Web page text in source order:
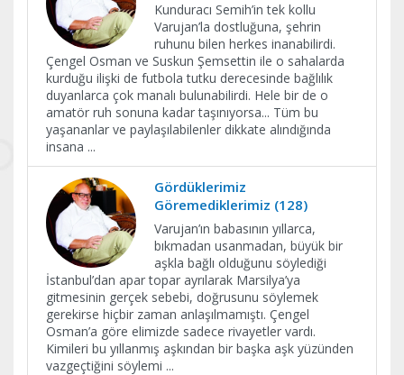
Kunduracı Semih’in tek kollu
Varujan’la dostluğuna, şehrin
ruhunu bilen herkes inanabilirdi.
Çengel Osman ve Suskun Şemsettin ile o sahalarda
kurduğu ilişki de futbola tutku derecesinde bağlılık
duyanlarca çok manalı bulunabilirdi. Hele bir de o
amatör ruh sonuna kadar taşınıyorsa... Tüm bu
yaşananlar ve paylaşılabilenler dikkate alındığında
insana ...
Gördüklerimiz
Göremediklerimiz (128)
Varujan’ın babasının yıllarca,
bıkmadan usanmadan, büyük bir
aşkla bağlı olduğunu söylediği
İstanbul’dan apar topar ayrılarak Marsilya’ya
gitmesinin gerçek sebebi, doğrusunu söylemek
gerekirse hiçbir zaman anlaşılmamıştı. Çengel
Osman’a göre elimizde sadece rivayetler vardı.
Kimileri bu yıllanmış aşkından bir başka aşk yüzünden
vazgeçtiğini söylemi ...